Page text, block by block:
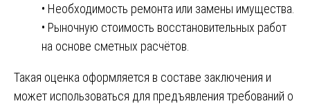
• Необходимость ремонта или замены имущества.
• Рыночную стоимость восстановительных работ
на основе сметных расчётов.
Такая оценка оформляется в составе заключения и
может использоваться для предъявления требований о